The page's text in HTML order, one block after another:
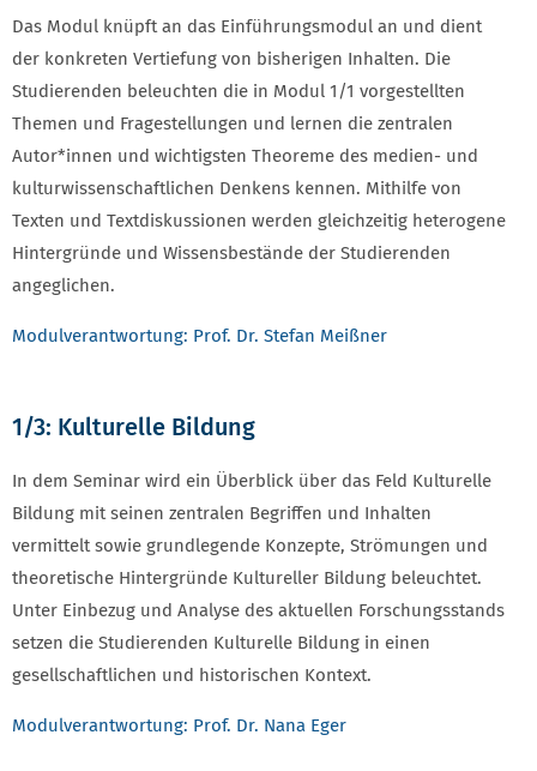
Das Modul knüpft an das Einführungsmodul an und dient
der konkreten Vertiefung von bisherigen Inhalten. Die
Studierenden beleuchten die in Modul 1/1 vorgestellten
Themen und Fragestellungen und lernen die zentralen
Autor*innen und wichtigsten Theoreme des medien- und
kulturwissenschaftlichen Denkens kennen. Mithilfe von
Texten und Textdiskussionen werden gleichzeitig heterogene
Hintergründe und Wissensbestände der Studierenden
angeglichen.
Modulverantwortung: Prof. Dr. Stefan Meißner
1/3: Kulturelle Bildung
In dem Seminar wird ein Überblick über das Feld Kulturelle
Bildung mit seinen zentralen Begriffen und Inhalten
vermittelt sowie grundlegende Konzepte, Strömungen und
theoretische Hintergründe Kultureller Bildung beleuchtet.
Unter Einbezug und Analyse des aktuellen Forschungsstands
setzen die Studierenden Kulturelle Bildung in einen
gesellschaftlichen und historischen Kontext.
Modulverantwortung: Prof. Dr. Nana Eger